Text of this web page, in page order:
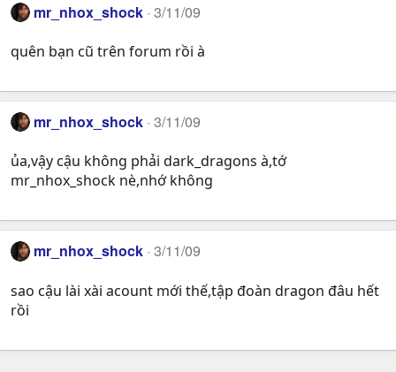
mr_nhox_shock 3/11/09
quên bạn cũ trên forum rồi à
mr_nhox_shock 3/11/09
ủa,vậy cậu không phải dark_dragons à,tớ
mr_nhox_shock nè,nhớ không
mr_nhox_shock 3/11/09
sao cậu lài xài acount mới thế,tập đoàn dragon đâu hết
rồi